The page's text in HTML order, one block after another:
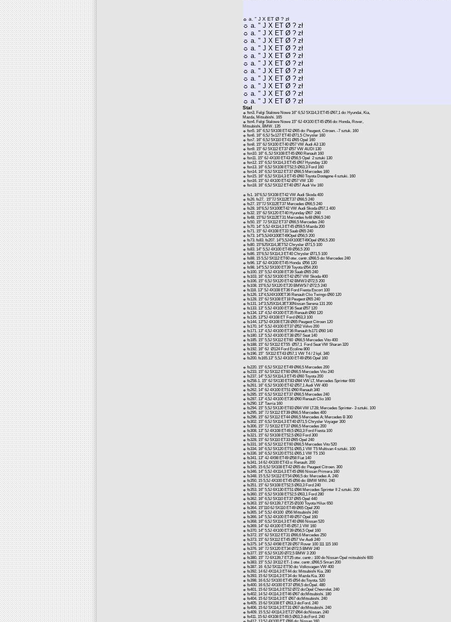
☼ a. " J X ET Ø ? zł
☼ a. " J X ET Ø ? zł
☼ a. " J X ET Ø ? zł
☼ a. " J X ET Ø ? zł
☼ a. " J X ET Ø ? zł
☼ a. " J X ET Ø ? zł
☼ a. " J X ET Ø ? zł
☼ a. " J X ET Ø ? zł
☼ a. " J X ET Ø ? zł
☼ a. " J X ET Ø ? zł
☼ a. " J X ET Ø ? zł
☼ a. " J X ET Ø ? zł
Stal
☼ fsn3. Felgi Stalowe Nowe 16" 6,5J 5X114,3 ET45 Ø67,1 do: Hyundai, Kia,
Mazda, Mitsubishi. 165
☼ fsn4. Felgi Stalowe Nowe 15" 6J 4X100 ET45 Ø56 do: Honda, Rover,
Mitsubishi, BMW. 135
☼ fsn5. 16" 6,5J 5X108 ET42 Ø65 do: Peugeot, Citroen. -7 sztuk. 160
☼ fsn6. 16" 6,5J 5x127 ET40 Ø71,5 Chrysler 160
☼ fsn7. 16" 6,5J 5X110 ET41 Ø65 Opel 160
☼ fsn8. 15" 6J 5X100 ET40 Ø57 VW Audi A3 130
☼ fsn9. 15" 6J 5X112 ET37 Ø57 VW AUDI 130
☼ fsn10. 16" 6,.5J 5X108 ET45 Ø60 Renault 160
☼ fsn11. 15" 6J 4X100 ET43 Ø56,5 Opel 2 sztuki 130
☼ fsn12. 15" 6,5J 5X114,3 ET45 Ø67 Hyunday 130
☼ fsn13. 16" 6,5J 5X108 ET52,5 Ø63,3 Ford 160
☼ fsn14. 16" 6,5J 5X112 ET37 Ø66,5 Mercedes 160
☼ fsn15. 16" 6,5J 5X114,3 ET45 Ø60 Toyota Dostępne 4 sztuki. 160
☼ fsn16. 15" 6J 4X100 ET42 Ø57 VW 130
☼ fsn18. 16" 6,5J 5X112 ET40 Ø57 Audi Vw 160
☼ fs1. 16"6,5J 5X108 ET42 VW Audi Skoda 400
☼ fs26. fs27. 15"7J 5X112ET37 Ø66,5 240
☼ fs27. 15"7J 5X112ET37 Mercedes Ø66,5 240
☼ fs28. 16"6,5J 5X100ET42 VW Audi Skoda Ø57,1 400
☼ fs32. 15" 6J 5X120 ET40 Hyunday Ø67 240
☼ fs48. 15"6J 5X112ET31 Mercedes fs48 Ø66,5 240
☼ fs50. 15" 7J 5X112 ET37 Ø66,5 Mercedes 240
☼ fs70. 14" 5,5J 4X114,3 ET45 Ø59,5 Mazda 200
☼ fs71. 15" 6J 4X108 ET33 Saab Ø65 240
☼ fs73. 14"5,5J4X100ET49Opel Ø56,5 200
☼ fs73. fs83. fs207. 14"5,5J4X100ET49Opel Ø56,5 200
☼ fs80. 15"6J5X114,3ET52 Chrysler Ø71,5 100
☼ fs83. 14" 5,5J 4X100 ET49 Ø56,5 200
☼ fs86. 15"6,5J 5X114,3 ET40 Chrysler Ø71,5 100
☼ fs88. 15 5,5J 5X112 ET60 otw. centr.:Ø66,5 do: Mercedes 240
☼ fs96. 13" 6J 4X100 ET45 Honda Ø56 120
☼ fs98. 14"5,5J 5X100 ET39 Toyota Ø54 200
☼ fs100. 15" 5,5J 4X108 ET39 Saab Ø65 240
☼ fs103. 16" 6,5J 5X100 ET42 Ø57 VW Skoda 400
☼ fs106. 15" 6,5J 5X120 ET42 BMW3 Ø72,5 200
☼ fs108. 15"6,5J 5X120 ET20 BMW5i7 Ø72,5 240
☼ fs118. 13" 5J 4X108 ET36 Ford Fiesta Escort 100
☼ fs126. 13"4,5J4X100ET36 Renault Clio Twingo Ø60 120
☼ fs128. 15" 6J 5X108 ET18 Peugeot Ø65 240
☼ fs131. 14"3,5J5X114,3ET30Nissan Serena 131 200
☼ fs133. 13" 5,5J 4X100 ET36 Seat Ø57 120
☼ fs134. 13" 4,5J 4X100 ET35 Renault Ø60 120
☼ fs135. 13"5J 4X108 ET Ford Ø63,3 100
☼ fs144. 13"5J 4X108 ET28 Ø65 Peugeot Citroen 120
☼ fs170. 14" 5,5J 4X100 ET37 Ø52 Volvo 200
☼ fs171. 13" 4,5J 4X100 ET36 Renault fs171 Ø60 140
☼ fs180. 13" 5,5J 4X100 ET38 Ø57 Seat 140
☼ fs185. 15" 5,5J 5X112 ET60 Ø66,5 Mercedes Vito 400
☼ fs188. 15" 6J 5X112 ET55 Ø57,1 Ford Seat VW Sharan 320
☼ fs192. 16" 6J Ø124 Ford Ecoline 800
☼ fs196. 15" 5X112 ET43 Ø57,1 VW T4 / 2 kpl. 340
☼ fs200. fs165.13" 5,5J 4X100 ET49 Ø56 Opel 160
☼ fs220. 15" 6,5J 5X112 ET49 Ø66,5 Mercedes 200
☼ fs233. 15" 6J 5X112 ET60 Ø66,5 Mercedes Vito 240
☼ fs237. 14" 5,5J 5X114,3 ET45 Ø60 Toyota 200
☼ fs258-1. 15" 6J 5X130 ET83 Ø84 VW LT, Mercedes Sprinter 600
☼ fs261. 16" 6,5J 5X100 ET42 Ø57,1 Audi VW 400
☼ fs262. 14" 6J 4X100 ET51 Ø60 Renault 340
☼ fs285. 15" 6,5J 5X112 ET37 Ø66,5 Mercedes 240
☼ fs287. 13" 4,5J 4X100 ET36 Ø60 Renault Clio 160
☼ fs290. 13" Tavria 160
☼ fs294. 15" 5,5J 5X130 ET83 Ø84 VW LT28; Mercedes Sprinter- 3 sztuki. 100
☼ fs295. 16" 7J 5X112 ET39 Ø66,5 Mercedes 400
☼ fs296. 15" 6J 5X112 ET44 Ø66,5 Mercedes A; Mercedes B 300
☼ fs302. 15" 6,5J 5X114,3 ET40 Ø71,5 Chrysler Voyager 300
☼ fs306. 15" 7J 5X112 ET37 Ø66,5 Mercedes 200
☼ fs308. 13" 5J 4X108 ET49,5 Ø63,3 Ford Fiesta 100
☼ fs321. 15" 6J 5X108 ET52,5 Ø63 Ford 300
☼ fs328. 15" 6J 5X110 ET33 Ø65 Opel 240
☼ fs331. 16" 6,5J 5X112 ET60 Ø66,5 Mercedes Vito 520
☼ fs334. 16" 6,5J 5X120 ET51 Ø65,1 VW T5 Multivan 4 sztuki. 100
☼ fs336. 16" 6,5J 5X120 ET51 Ø65,1 VW T5 150
☼ fs341. 13" 4J 4X98 ET49 Ø58 Fiat 140
☼ fs341. 14 6J 4X100 ET43 o: Renault. 200
☼ fs345. 15 6,5J 5X108 ET42 Ø65 do: Peugeot Citroen. 300
☼ fs346. 14" 5,5J 4X114,3 ET45 Ø66 Nissan Primera 160
☼ fs348. 15 5,5J 5X112 ET54 Ø66,5 do: Mercedes A. 240
☼ fs350. 15 5,5J 4X100 ET45 Ø56 do: BMW MINI. 240
☼ fs351. 15" 6J 5X108 ET52,5 Ø63,3 Ford 240
☼ fs353. 16" 5,5J 6X130 ET51 Ø84 Mercedes Sprinter II 2 sztuki. 200
☼ fs360. 15" 6,5J 5X108 ET52,5 Ø63,1 Ford 280
☼ fs362. 16" 6,5J 5X110 ET37 Ø65 Opel 440
☼ fs363. 15" 6J 6X139,7 ET25 Ø100 Toyota Hilux 650
☼ fs364. 15"110 6J 5X110 ET49 Ø65 Opel 200
☼ fs365. 14" 5,5J 4X100 Ø56 Mitsubishi 240
☼ fs366. 14" 5,5J 4X100 ET49 Ø57 Opel 160
☼ fs368. 16" 6,5J 5X114,3 ET40 Ø66 Nissan 520
☼ fs369. 14" 6J 4X100 ET45 Ø57,1 VW 160
☼ fs370. 14" 5,5J 4X100 ET39 Ø56,5 Opel 160
☼ fs372. 15" 6J 5X112 ET31 Ø66,6 Mercedes 250
☼ fs373. 15" 6J 5X112 ET45 Ø57 Vw Audi 240
☼ fs375. 14" 5,5J 4X98 ET28 Ø57 Rover 100 111 115 160
☼ fs376. 16" 7J 5X120 ET34 Ø72,5 BMW 240
☼ fs377. 15" 6,5J 5X120 Ø72,5 BMW 3 200
☼ fs380. 15" 7J 6X139,7 ET25 otw. centr.: 100 do Nissan Opel mitsubishi 600
☼ fs383. 15" 5,5J 3X112 ET-1 otw. centr.:Ø66,5 Smart 200
☼ fs387. 16 6,5J 5X112 ET50 do: Volksvagen VW 400
☼ fs392. 14 6J 4X114,3 ET44 do: Mitsubishi Kia. 280
☼ fs393. 15 6J 5X114,3 ET34 do: Mazda Kia. 300
☼ fs398. 16 6,5J 5X100 ET45 Ø54 do:Toyota. 520
☼ fs400. 16 6,5J 4X100 ET37 Ø56,5 do:Opel. 480
☼ fs401. 15 6J 5X114,3 ET52 Ø72 do:Opel Chevrolet. 240
☼ fs402. 14 5J 4X114,3 ET46 Ø67 do:Mitsubishi. 180
☼ fs404. 15 6J 5X114,3 ET Ø67 do:Mitsubishi. 240
☼ fs405. 15 6J 5X108 ET Ø63,3 do:Ford. 240
☼ fs406. 15 6J 5X114,3 ET31 Ø67 do:Mitsubishi. 240
☼ fs409. 15 5,5J 4X114,3 ET27 Ø64 do:Nissan. 240
☼ fs411. 15 6J 4X108 ET49,5 Ø63,3 do:Ford. 240